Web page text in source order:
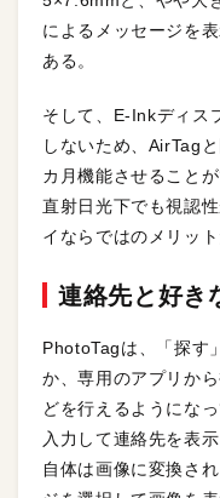
によるメッセージを
ある。
そして、E-Inkディス
しないため、AirTag
カ月機能させること
直射日光下でも視認
イならではのメリット
連絡先と好き
PhotoTagは、「探す
か、専用のアプリか
どを行えるようにな
入力して連絡先を表
自体は画像に変換さ